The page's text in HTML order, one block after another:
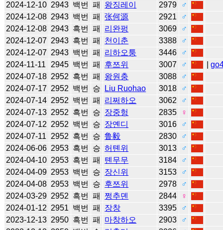
2024-12-10 2943 백번 패 왕징레이 2979
♂
2024-12-08 2943 백번 패 张何源 2921
♂
2024-12-08 2943 흑번 패 리완펑 3069
♂
2024-12-07 2943 흑번 패 천이춘 3388
♂
2024-12-07 2943 백번 패 리하오퉁 3446
♂
2024-11-11
2945 백번 패 후쯔위 3007 ♂ |
2024-07-18 2952 흑번 패 왕원충 3088
♂
2024-07-17 2952 백번 승 Liu Ruohao 3018
♂
2024-07-14 2952 백번 패 리쩌하오 3062
♂
2024-07-13 2952 흑번 승 장중헝 2835
♀
2024-07-12 2952 백번 승 장옌디 3016
♂
2024-07-11
2952 흑번 승 鲁毅 2830
♂
2024-06-06 2953 흑번 승 허톈위 3013
♂
2024-04-10 2953 흑번 패 톈무무 3184
♂
2024-04-09 2953 백번 승 장신위 3153
♂
2024-04-08 2953 백번 승 후쯔위 2978
♂
2024-03-29 2952 흑번 패 쩡추뎬 2844
♀
2024-01-12 2951 백번 패 장창 3395
♂
2023-12-13 2950 흑번 패 마창하오 2903
♂